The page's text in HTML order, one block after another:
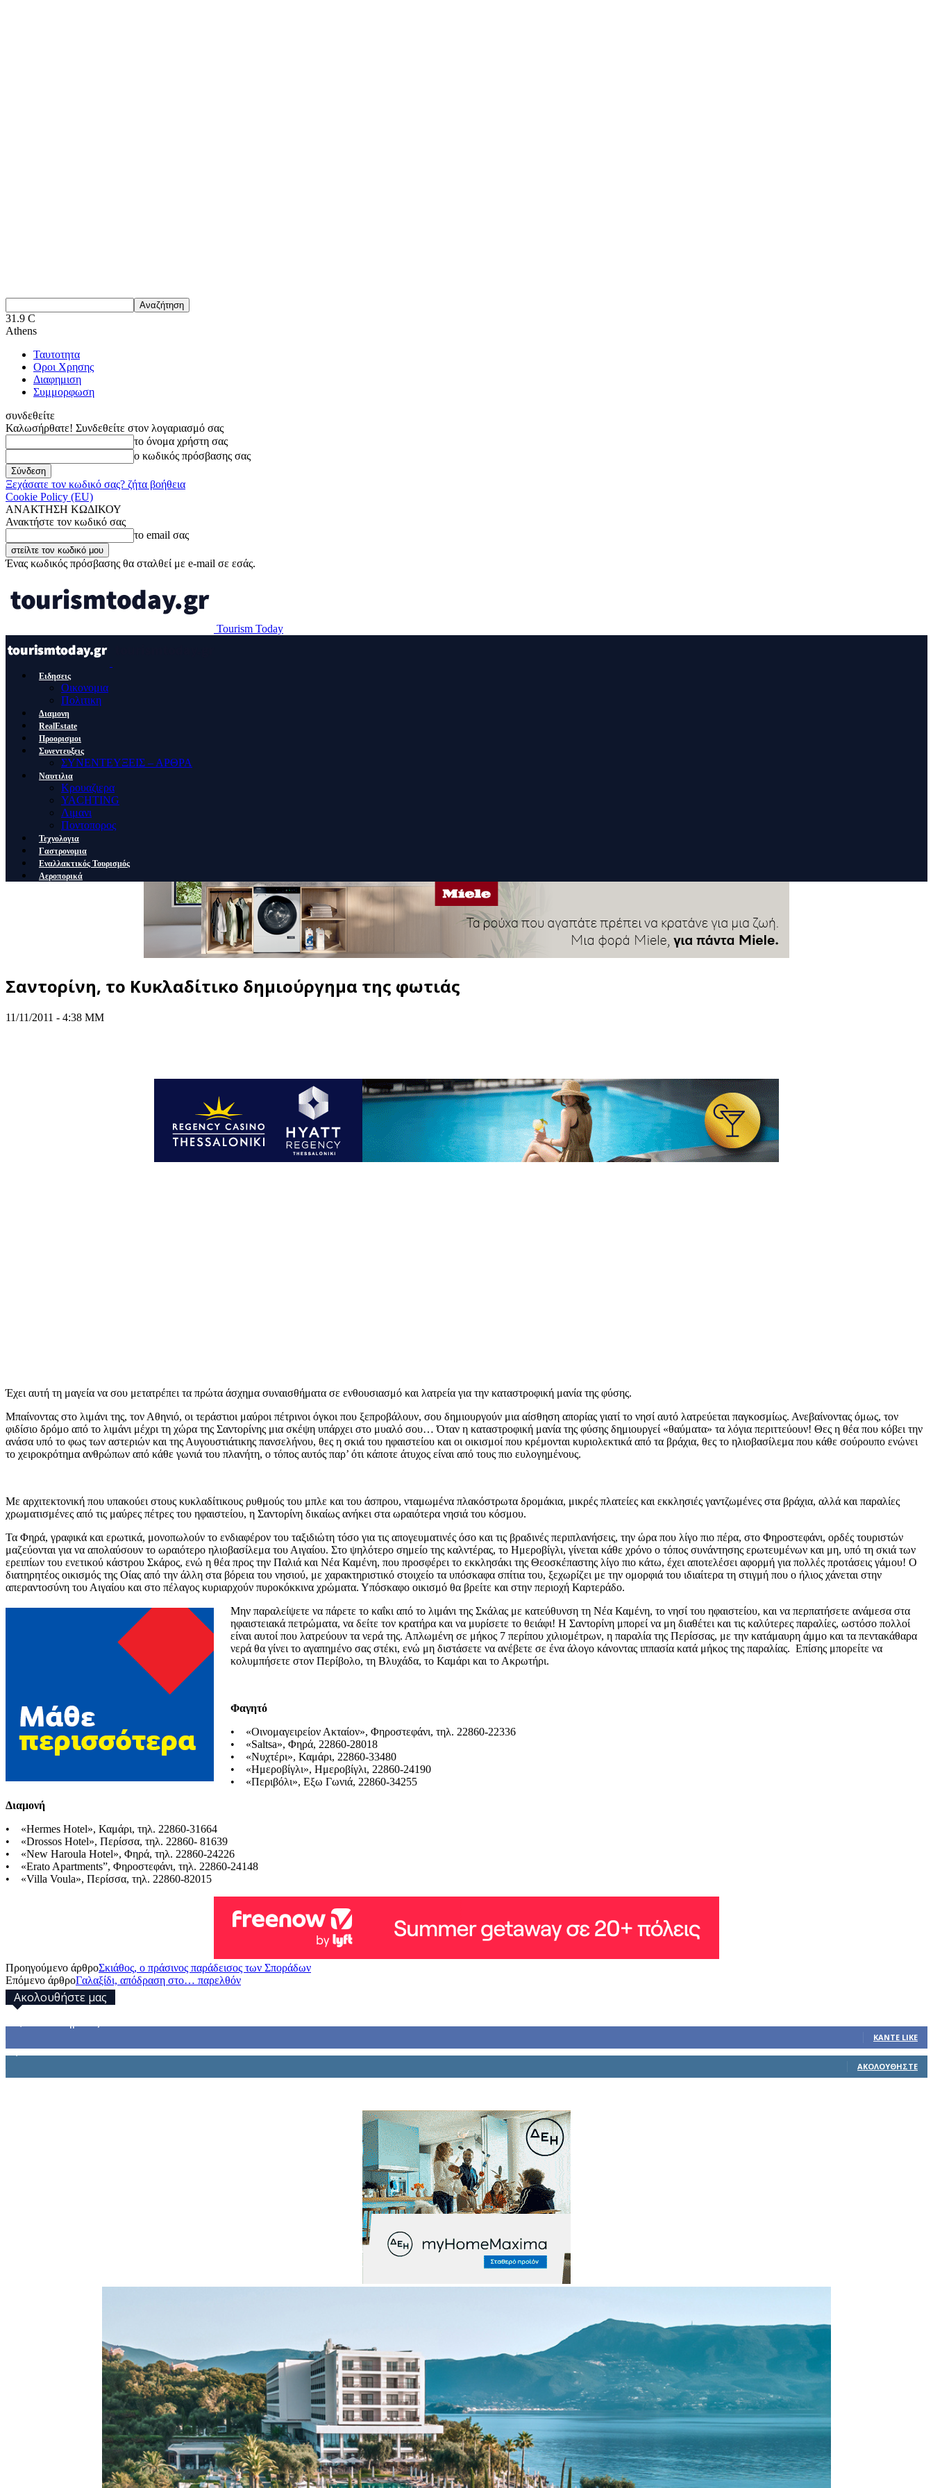
31.9 C
Athens
Ταυτοτητα
Οροι Χρησης
Διαφημιση
Συμμορφωση
συνδεθείτε
Καλωσήρθατε! Συνδεθείτε στον λογαριασμό σας
το όνομα χρήστη σας
ο κωδικός πρόσβασης σας
Ξεχάσατε τον κωδικό σας? ζήτα βοήθεια
Cookie Policy (EU)
ΑΝΑΚΤΗΣΗ ΚΩΔΙΚΟΥ
Ανακτήστε τον κωδικό σας
το email σας
Ένας κωδικός πρόσβασης θα σταλθεί με e-mail σε εσάς.
Tourism Today
Ειδησεις
Οικονομια
Πολιτικη
Διαμονη
RealEstate
Προορισμοι
Συνεντευξεις
ΣΥΝΕΝΤΕΥΞΕΙΣ – ΑΡΘΡΑ
Ναυτιλια
Κρουαζιερα
YACHTING
Λιμανι
Ποντοπορος
Τεχνολογια
Γαστρονομια
Εναλλακτικός Τουρισμός
Αεροπορικά
Σαντορίνη, το Κυκλαδίτικο δημιούργημα της φωτιάς
11/11/2011 - 4:38 ΜΜ
Έχει αυτή τη μαγεία να σου μετατρέπει τα πρώτα άσχημα συναισθήματα σε ενθουσιασμό και λατρεία για την καταστροφική μανία της φύσης.
Μπαίνοντας στο λιμάνι της, τον Αθηνιό, οι τεράστιοι μαύροι πέτρινοι όγκοι που ξεπροβάλουν, σου δημιουργούν μια αίσθηση απορίας γιατί το νησί αυτό λατρεύεται παγκοσμίως. Ανεβαίνοντας όμως, τον
φιδίσιο δρόμο από το λιμάνι μέχρι τη χώρα της Σαντορίνης μια σκέψη υπάρχει στο μυαλό σου… Όταν η καταστροφική μανία της φύσης δημιουργεί «θαύματα» τα λόγια περιττεύουν! Θες η θέα που κόβει την
ανάσα υπό το φως των αστεριών και της Αυγουστιάτικης πανσελήνου, θες η σκιά του ηφαιστείου και οι οικισμοί που κρέμονται κυριολεκτικά από τα βράχια, θες το ηλιοβασίλεμα που κάθε σούρουπο ενώνει
το χειροκρότημα ανθρώπων από κάθε γωνιά του πλανήτη, ο τόπος αυτός παρ’ ότι κάποτε άτυχος είναι από τους πιο ευλογημένους.
Με αρχιτεκτονική που υπακούει στους κυκλαδίτικους ρυθμούς του μπλε και του άσπρου, νταμωμένα πλακόστρωτα δρομάκια, μικρές πλατείες και εκκλησιές γαντζωμένες στα βράχια, αλλά και παραλίες
χρωματισμένες από τις μαύρες πέτρες του ηφαιστείου, η Σαντορίνη δικαίως ανήκει στα ωραιότερα νησιά του κόσμου.
Τα Φηρά, γραφικά και ερωτικά, μονοπωλούν το ενδιαφέρον του ταξιδιώτη τόσο για τις απογευματινές όσο και τις βραδινές περιπλανήσεις, την ώρα που λίγο πιο πέρα, στο Φηροστεφάνι, ορδές τουριστών
μαζεύονται για να απολαύσουν το ωραιότερο ηλιοβασίλεμα του Αιγαίου. Στο ψηλότερο σημείο της καλντέρας, το Ημεροβίγλι, γίνεται κάθε χρόνο ο τόπος συνάντησης ερωτευμένων και μη, υπό τη σκιά των
ερειπίων του ενετικού κάστρου Σκάρος, ενώ η θέα προς την Παλιά και Νέα Καμένη, που προσφέρει το εκκλησάκι της Θεοσκέπαστης λίγο πιο κάτω, έχει αποτελέσει αφορμή για πολλές προτάσεις γάμου! Ο
διατηρητέος οικισμός της Οίας από την άλλη στα βόρεια του νησιού, με χαρακτηριστικό στοιχείο τα υπόσκαφα σπίτια του, ξεχωρίζει με την ομορφιά του ιδιαίτερα τη στιγμή που ο ήλιος χάνεται στην
απεραντοσύνη του Αιγαίου και στο πέλαγος κυριαρχούν πυροκόκκινα χρώματα. Υπόσκαφο οικισμό θα βρείτε και στην περιοχή Καρτεράδο.
Μην παραλείψετε να πάρετε το καΐκι από το λιμάνι της Σκάλας με κατεύθυνση τη Νέα Καμένη, το νησί του ηφαιστείου, και να περπατήσετε ανάμεσα στα
ηφαιστειακά πετρώματα, να δείτε τον κρατήρα και να μυρίσετε το θειάφι! Η Σαντορίνη μπορεί να μη διαθέτει και τις καλύτερες παραλίες, ωστόσο πολλοί
είναι αυτοί που λατρεύουν τα νερά της. Απλωμένη σε μήκος 7 περίπου χιλιομέτρων, η παραλία της Περίσσας, με την κατάμαυρη άμμο και τα πεντακάθαρα
νερά θα γίνει το αγαπημένο σας στέκι, ενώ μη διστάσετε να ανέβετε σε ένα άλογο κάνοντας ιππασία κατά μήκος της παραλίας. Επίσης μπορείτε να
κολυμπήσετε στον Περίβολο, τη Βλυχάδα, το Καμάρι και το Ακρωτήρι.
Φαγητό
• «Οινομαγειρείον Ακταίον», Φηροστεφάνι, τηλ. 22860-22336
• «Saltsa», Φηρά, 22860-28018
• «Νυχτέρι», Καμάρι, 22860-33480
• «Ημεροβίγλι», Ημεροβίγλι, 22860-24190
• «Περιβόλι», Εξω Γωνιά, 22860-34255
Διαμονή
• «Hermes Hotel», Καμάρι, τηλ. 22860-31664
• «Drossos Hotel», Περίσσα, τηλ. 22860- 81639
• «New Haroula Hotel», Φηρά, τηλ. 22860-24226
• «Erato Apartments”, Φηροστεφάνι, τηλ. 22860-24148
• «Villa Voula», Περίσσα, τηλ. 22860-82015
Προηγούμενο άρθροΣκιάθος, ο πράσινος παράδεισος των Σποράδων
Επόμενο άρθροΓαλαξίδι, απόδραση στο… παρελθόν
Ακολουθήστε μας
ΚΆΝΤΕ LIKE
ΑΚΟΛΟΥΘΉΣΤΕ